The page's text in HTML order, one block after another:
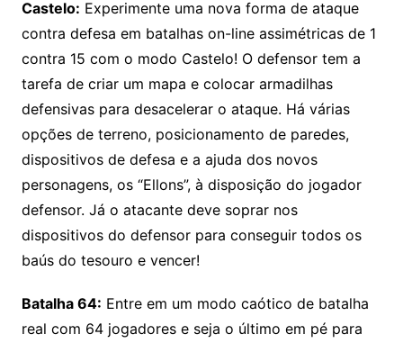
Castelo: Experimente uma nova forma de ataque
contra defesa em batalhas on-line assimétricas de 1
contra 15 com o modo Castelo! O defensor tem a
tarefa de criar um mapa e colocar armadilhas
defensivas para desacelerar o ataque. Há várias
opções de terreno, posicionamento de paredes,
dispositivos de defesa e a ajuda dos novos
personagens, os “Ellons”, à disposição do jogador
defensor. Já o atacante deve soprar nos
dispositivos do defensor para conseguir todos os
baús do tesouro e vencer!
Batalha 64: Entre em um modo caótico de batalha
real com 64 jogadores e seja o último em pé para